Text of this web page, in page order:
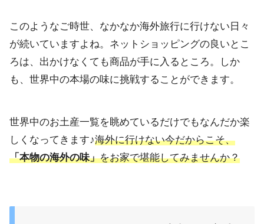
このようなご時世、なかなか海外旅行に行けない日々
が続いていますよね。ネットショッピングの良いとこ
ろは、出かけなくても商品が手に入るところ。しか
も、世界中の本場の味に挑戦することができます。
世界中のお土産一覧を眺めているだけでもなんだか楽
しくなってきます♪海外に行けない今だからこそ、
「本物の海外の味」をお家で堪能してみませんか？